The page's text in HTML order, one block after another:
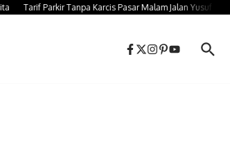
Tarif Parkir Tanpa Karcis Pasar Malam Jalan Yusuf Bauty